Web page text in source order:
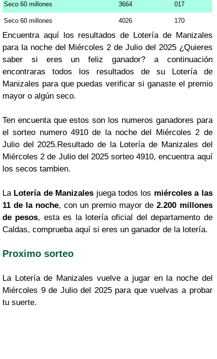
Seco 60 millones 3664 017
Seco 60 millones 4026 170
Encuentra aquí los resultados de Lotería de Manizales
para la noche del Miércoles 2 de Julio del 2025 ¿Quieres
saber si eres un feliz ganador? a continuación
encontraras todos los resultados de su Lotería de
Manizales para que puedas verificar si ganaste el premio
mayor o algún seco.
Ten encuenta que estos son los numeros ganadores para
el sorteo numero 4910 de la noche del Miércoles 2 de
Julio del 2025.Resultado de la Lotería de Manizales del
Miércoles 2 de Julio del 2025 sorteo 4910, encuentra aquí
los secos tambien.
La Lotería de Manizales juega todos los miércoles a las
11 de la noche, con un premio mayor de2.200 millones
de pesos, esta es la lotería oficial del departamento de
Caldas, comprueba aquí si eres un ganador de la lotería.
Proximo sorteo
La Lotería de Manizales vuelve a jugar en la noche del
Miércoles 9 de Julio del 2025 para que vuelvas a probar
tu suerte.